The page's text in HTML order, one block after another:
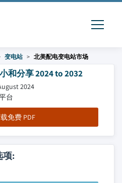
变电站 北美配电变电站市场
和分享 2024 to 2032
2024
台
免费 PDF
项: